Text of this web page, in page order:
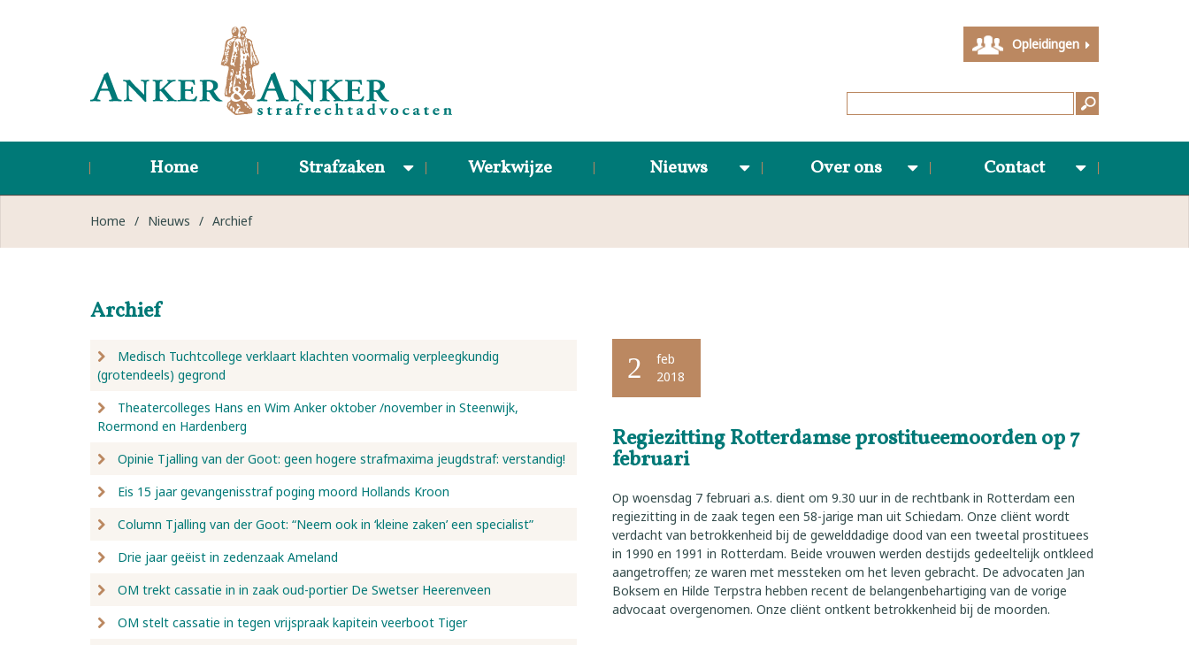
Opleidingen
Home Strafzaken Werkwijze Nieuws Over ons Contact
Home / Nieuws / Archief
Archief
Medisch Tuchtcollege verklaart klachten voormalig verpleegkundig
(grotendeels) gegrond
Theatercolleges Hans en Wim Anker oktober /november in Steenwijk,
Roermond en Hardenberg
Opinie Tjalling van der Goot: geen hogere strafmaxima jeugdstraf: verstandig!
Eis 15 jaar gevangenisstraf poging moord Hollands Kroon
Column Tjalling van der Goot: “Neem ook in ‘kleine zaken’ een specialist”
Drie jaar geëist in zedenzaak Ameland
OM trekt cassatie in in zaak oud-portier De Swetser Heerenveen
OM stelt cassatie in tegen vrijspraak kapitein veerboot Tiger
2
feb
2018
Regiezitting Rotterdamse prostitueemoorden op 7
februari
Op woensdag 7 februari a.s. dient om 9.30 uur in de rechtbank in Rotterdam een
regiezitting in de zaak tegen een 58-jarige man uit Schiedam. Onze cliënt wordt
verdacht van betrokkenheid bij de gewelddadige dood van een tweetal prostituees
in 1990 en 1991 in Rotterdam. Beide vrouwen werden destijds gedeeltelijk ontkleed
aangetroffen; ze waren met messteken om het leven gebracht. De advocaten Jan
Boksem en Hilde Terpstra hebben recent de belangenbehartiging van de vorige
advocaat overgenomen. Onze cliënt ontkent betrokkenheid bij de moorden.